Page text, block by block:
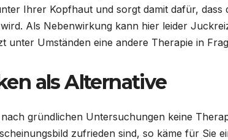
Ihrer Kopfhaut und sorgt damit dafür,
Als Nebenwirkung kann hier leider
unter Umständen eine andere Therapie in
als Alternative
gründlichen Untersuchungen keine
zufrieden sind, so käme für Sie